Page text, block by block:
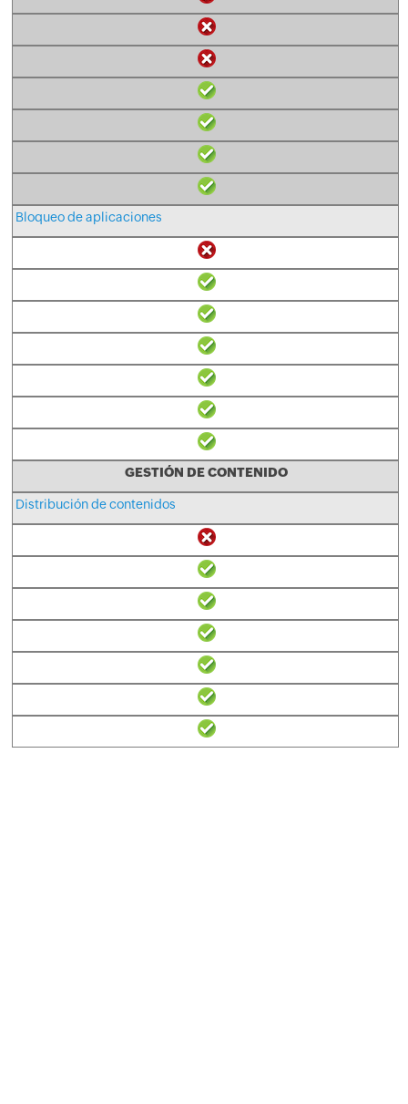
Bloqueo de aplicaciones
GESTIÓN DE CONTENIDO
Distribución de contenidos